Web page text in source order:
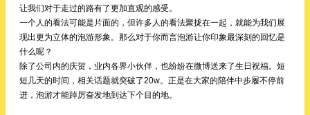
让我们对于走过的路有了更加直观的感受。
一个人的看法可能是片面的，但许多人的看法聚拢在一起，就能为我们展
现出更为立体的泡游形象。那么对于你而言泡游让你印象最深刻的回忆是
什么呢？
除了公司内的庆贺，业内各界小伙伴，也纷纷在微博送来了生日祝福。短
短几天的时间，相关话题就突破了20w。正是在大家的陪伴中步履不停前
进，泡游才能踔厉奋发地到达下个目的地。